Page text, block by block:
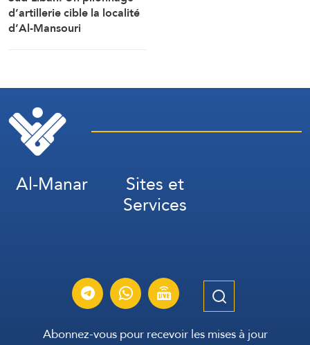
Sud-Liban: Un pilonnage
d’artillerie cible la localité
Al-Manar Sites et
Services